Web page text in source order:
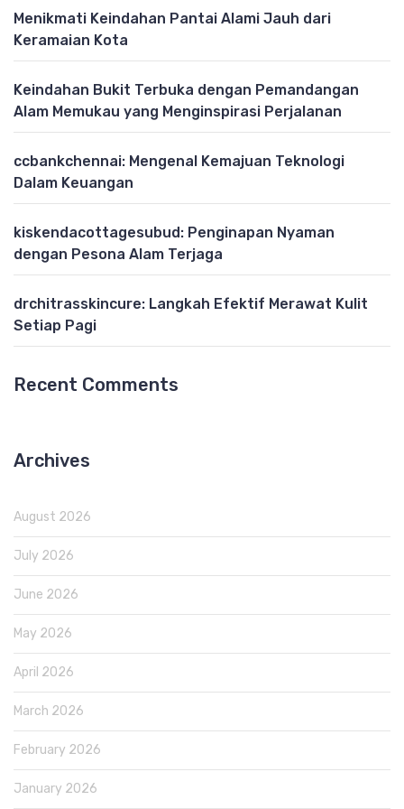
Menikmati Keindahan Pantai Alami Jauh dari
Keramaian Kota
Keindahan Bukit Terbuka dengan Pemandangan
Alam Memukau yang Menginspirasi Perjalanan
ccbankchennai: Mengenal Kemajuan Teknologi
Dalam Keuangan
kiskendacottagesubud: Penginapan Nyaman
dengan Pesona Alam Terjaga
drchitrasskincure: Langkah Efektif Merawat Kulit
Setiap Pagi
Recent Comments
Archives
August 2026
July 2026
June 2026
May 2026
April 2026
March 2026
February 2026
January 2026